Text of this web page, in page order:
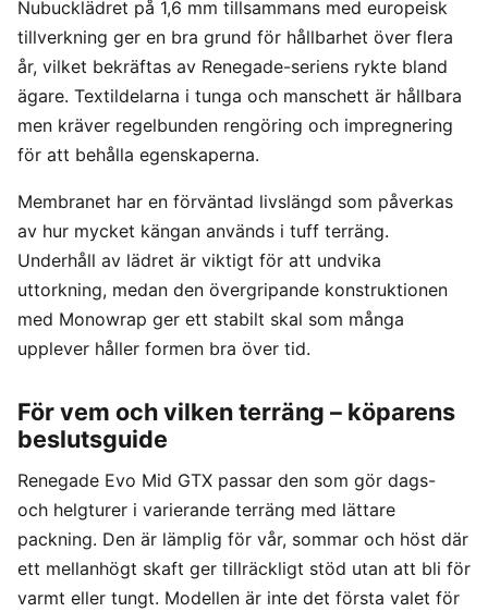
Nubucklädret på 1,6 mm tillsammans med europeisk
tillverkning ger en bra grund för hållbarhet över flera
år, vilket bekräftas av Renegade-seriens rykte bland
ägare. Textildelarna i tunga och manschett är hållbara
men kräver regelbunden rengöring och impregnering
för att behålla egenskaperna.
Membranet har en förväntad livslängd som påverkas
av hur mycket kängan används i tuff terräng.
Underhåll av lädret är viktigt för att undvika
uttorkning, medan den övergripande konstruktionen
med Monowrap ger ett stabilt skal som många
upplever håller formen bra över tid.
För vem och vilken terräng – köparens
beslutsguide
Renegade Evo Mid GTX passar den som gör dags-
och helgturer i varierande terräng med lättare
packning. Den är lämplig för vår, sommar och höst där
ett mellanhögt skaft ger tillräckligt stöd utan att bli för
varmt eller tungt. Modellen är inte det första valet för